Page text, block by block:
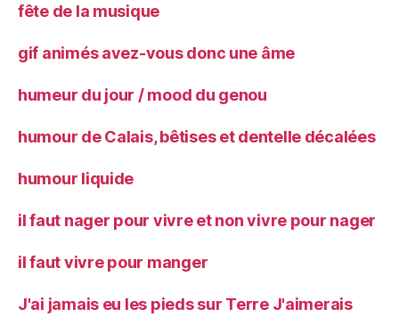
fête de la musique
gif animés avez-vous donc une âme
humeur du jour / mood du genou
humour de Calais, bêtises et dentelle décalées
humour liquide
il faut nager pour vivre et non vivre pour nager
il faut vivre pour manger
J'ai jamais eu les pieds sur Terre J'aimerais